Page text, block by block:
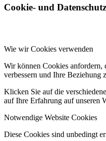
Cookie- und
Wie wir Cookies verwenden
Wir können Cookies anfordern,
verbessern und Ihre Beziehung
Klicken Sie auf die
auf Ihre Erfahrung auf unseren
Notwendige Website Cookies
Diese Cookies sind unbedingt